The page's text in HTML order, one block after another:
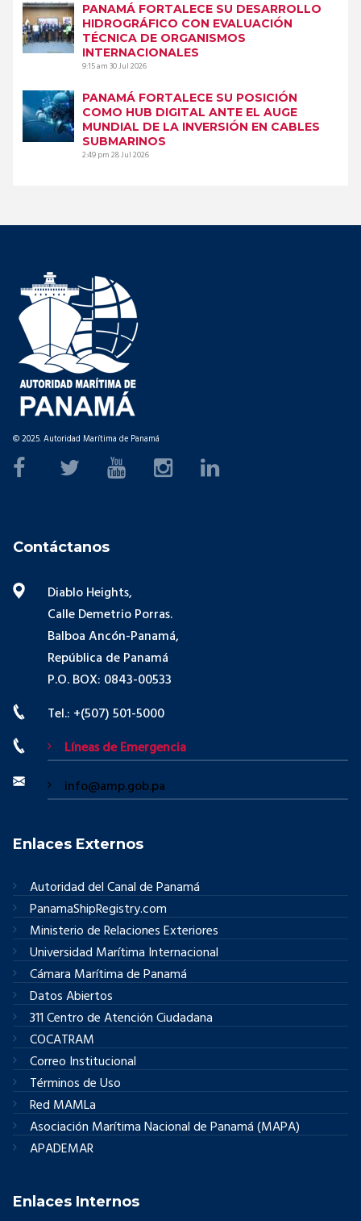
PANAMÁ FORTALECE SU DESARROLLO
HIDROGRÁFICO CON EVALUACIÓN
TÉCNICA DE ORGANISMOS
INTERNACIONALES
9:15 am30 Jul 2026
PANAMÁ FORTALECE SU POSICIÓN
COMO HUB DIGITAL ANTE EL AUGE
MUNDIAL DE LA INVERSIÓN EN CABLES
SUBMARINOS
2:49 pm28 Jul 2026
© 2025. Autoridad Marítima de Panamá
Contáctanos
Diablo Heights,
Calle Demetrio Porras.
Balboa Ancón-Panamá,
República de Panamá
P.O. BOX: 0843-00533
Tel.: +(507) 501-5000
Líneas de Emergencia
info@amp.gob.pa
Enlaces Externos
Autoridad del Canal de Panamá
PanamaShipRegistry.com
Ministerio de Relaciones Exteriores
Universidad Marítima Internacional
Cámara Marítima de Panamá
Datos Abiertos
311 Centro de Atención Ciudadana
COCATRAM
Correo Institucional
Términos de Uso
Red MAMLa
Asociación Marítima Nacional de Panamá (MAPA)
APADEMAR
Enlaces Internos